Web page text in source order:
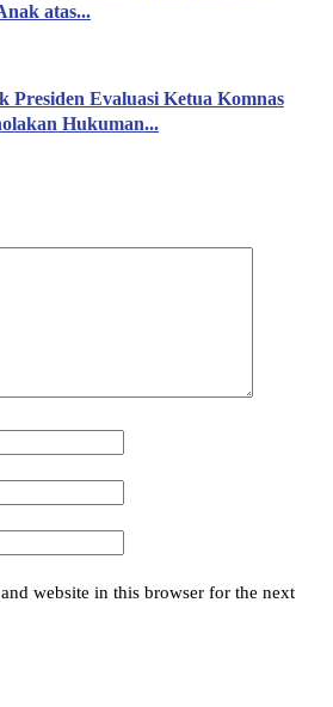
atas...
Presiden Evaluasi Ketua Komnas
Hukuman...
website in this browser for the next